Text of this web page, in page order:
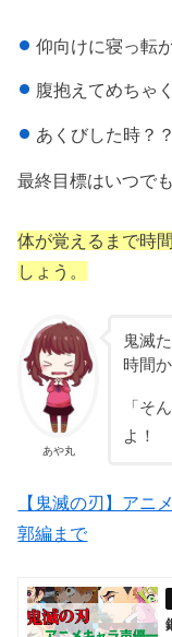
仰向けに寝っ転
腹抱えてめちゃ
あくびした時？？
最終目標はいつで
体が覚えるまで時
しょう。
あや丸
鬼滅
時間
「そ
よ！
【鬼滅の刃】アニ
郭編まで